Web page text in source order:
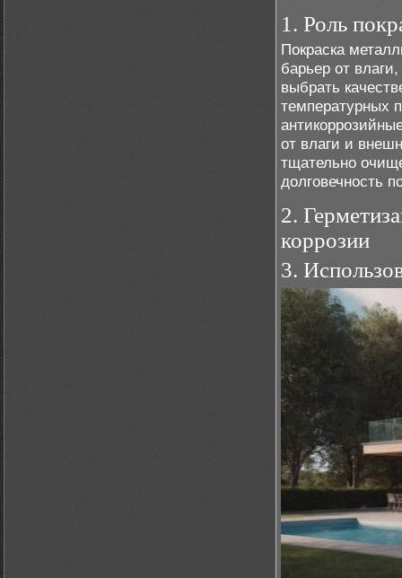
1. Роль
Покраска
барьер от
выбрать
температурных
от влаги и
тщательно
долговечность
2.
коррозии
3.